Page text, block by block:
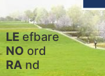
LEefbare
NOord
RAnd